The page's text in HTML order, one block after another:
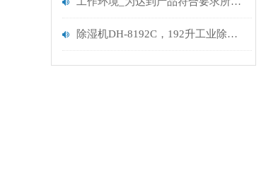
除湿机DH-8192C，192升工业除湿机，除湿量 8kg/h（192升/天）